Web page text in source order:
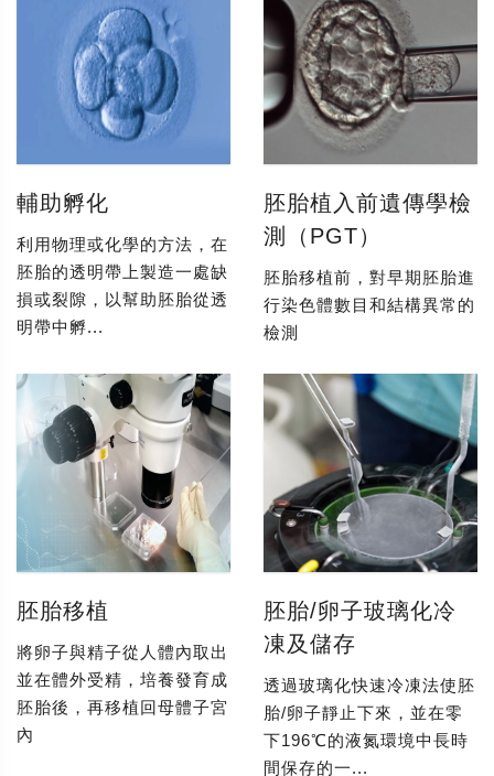
輔助孵化
利用物理或化學的方法，在
胚胎的透明帶上製造一處缺
損或裂隙，以幫助胚胎從透
明帶中孵...
胚胎植入前遺傳學檢
測（PGT）
胚胎移植前，對早期胚胎進
行染色體數目和結構異常的
檢測
胚胎移植
將卵子與精子從人體內取出
並在體外受精，培養發育成
胚胎後，再移植回母體子宮
內
胚胎/卵子玻璃化冷
凍及儲存
透過玻璃化快速冷凍法使胚
胎/卵子靜止下來，並在零
下196℃的液氮環境中長時
間保存的一...